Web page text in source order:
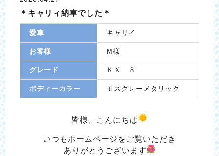
＊キャリィ納車でした＊
愛車 キャリイ
お客様 M様
グレード ＫＸ ８
ボディーカラー モスグレーメタリック
皆様、こんにちは
いつもホームページをご覧いただき
ありがとうございます